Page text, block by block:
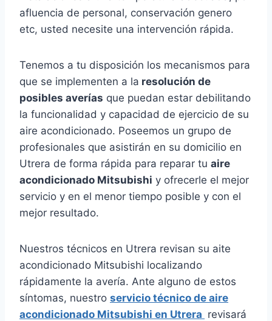
afluencia de personal, conservación genero
etc, usted necesite una intervención rápida.
Tenemos a tu disposición los mecanismos para
que se implementen a la resolución de
posibles averías que puedan estar debilitando
la funcionalidad y capacidad de ejercicio de su
aire acondicionado. Poseemos un grupo de
profesionales que asistirán en su domicilio en
Utrera de forma rápida para reparar tu aire
acondicionado Mitsubishi y ofrecerle el mejor
servicio y en el menor tiempo posible y con el
mejor resultado.
Nuestros técnicos en Utrera revisan su aite
acondicionado Mitsubishi localizando
rápidamente la avería. Ante alguno de estos
síntomas, nuestro servicio técnico de aire
acondicionado Mitsubishi en Utrera revisará